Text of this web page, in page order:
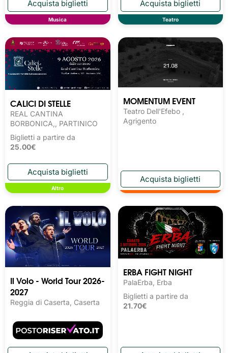
Musica Teatro
CALICI DI STELLE
REAL CANTINA
BORBONICA,, PARTINICO
Biglietti a partire da
25.00€
Altro
MOMENTUM EVENT
Teatro Dell'Efebo ,
Agrigento
Il Volo - World Tour 2026-
2027
Reggia di Caserta, Caserta
ERBA FIGHT NIGHT
PalaErba, Erba
Biglietti a partire da
21.70€